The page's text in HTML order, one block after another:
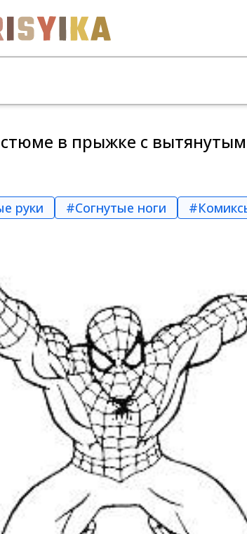
в прыжке с
руки #Согнутые ноги